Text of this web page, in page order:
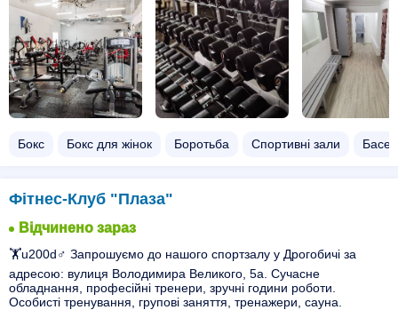
Бокс Бокс для жінок Боротьба Спортивні зали
Фітнес-Клуб "Плаза"
Відчинено зараз
🏋️u200d♂️ Запрошуємо до нашого спортзалу у Дрогобичі за
адресою: вулиця Володимира Великого, 5а. Сучасне
обладнання, професійні тренери, зручні години роботи.
Особисті тренування, групові заняття, тренажери, сауна.